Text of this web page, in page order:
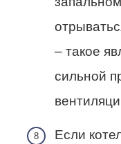
– такое
сильной
Если